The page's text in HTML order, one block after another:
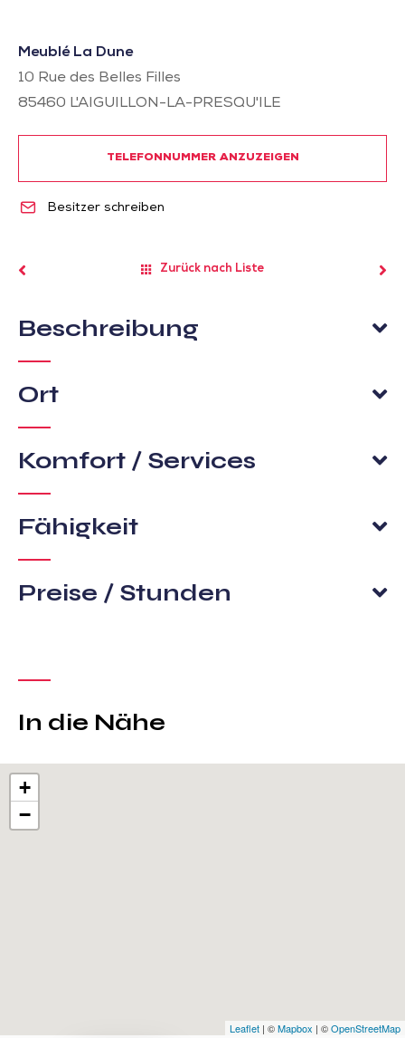
Meublé La Dune
10 Rue des Belles Filles
85460 L'AIGUILLON-LA-PRESQU'ILE
TELEFONNUMMER ANZUZEIGEN
Besitzer schreiben
Zurück nach Liste
Beschreibung
Ort
Komfort / Services
Fähigkeit
Preise / Stunden
In die Nähe
+
−
Leaflet | ©Mapbox | ©OpenStreetMap